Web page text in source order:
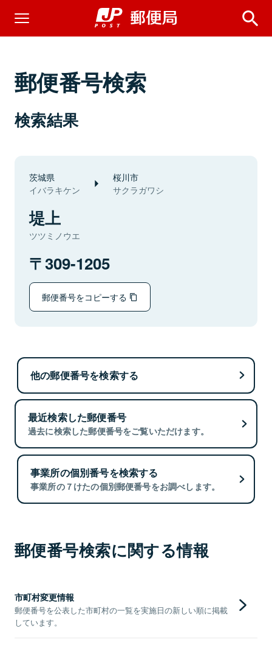
郵便番号検索
検索結果
茨城県
イバラキケン
桜川市
サクラガワシ
堤上
ツツミノウエ
309-1205
郵便番号をコピーする
他の郵便番号を検索する
最近検索した郵便番号
過去に検索した郵便番号をご覧いただけます。
事業所の個別番号を検索する
事業所の７けたの個別郵便番号をお調べします。
郵便番号検索に関する情報
市町村変更情報
郵便番号を公表した市町村の一覧を実施日の新しい順に掲載
しています。